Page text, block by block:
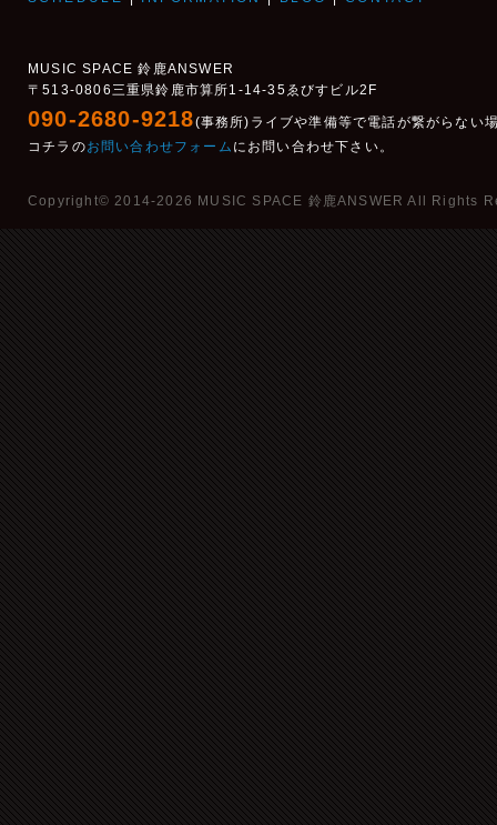
MUSIC SPACE 鈴鹿ANSWER
〒513-0806三重県鈴鹿市算所1-14-35ゑびすビル2F
090-2680-9218(事務所)ライブや準備等で電話が繋がらない
コチラのお問い合わせフォーム にお問い合わせ下さい。
Copyright© 2014-2026 MUSIC SPACE 鈴鹿ANSWER All Rights